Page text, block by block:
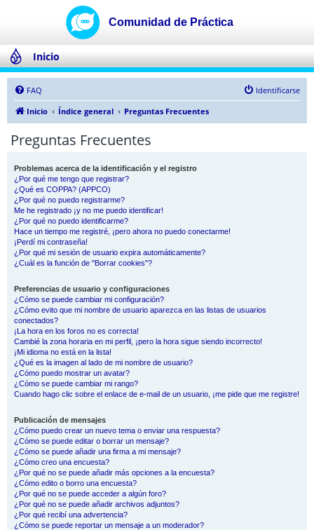
Inicio
FAQ
Identificarse
Inicio
Índice general Preguntas Frecuentes
Preguntas Frecuentes
Problemas acerca de la identificación y el registro
¿Por qué me tengo que registrar?
¿Qué es COPPA? (APPCO)
¿Por qué no puedo registrarme?
Me he registrado ¡y no me puedo identificar!
¿Por qué no puedo identificarme?
Hace un tiempo me registré, ¡pero ahora no puedo conectarme!
¡Perdí mi contraseña!
¿Por qué mi sesión de usuario expira automáticamente?
¿Cuál es la función de "Borrar cookies"?
Preferencias de usuario y configuraciones
¿Cómo se puede cambiar mi configuración?
¿Cómo evito que mi nombre de usuario aparezca en las listas de usuarios
conectados?
¡La hora en los foros no es correcta!
Cambié la zona horaria en mi perfil, ¡pero la hora sigue siendo incorrecto!
¡Mi idioma no está en la lista!
¿Qué es la imagen al lado de mi nombre de usuario?
¿Cómo puedo mostrar un avatar?
¿Cómo se puede cambiar mi rango?
Cuando hago clic sobre el enlace de e-mail de un usuario, ¡me pide que me registre!
Publicación de mensajes
¿Cómo puedo crear un nuevo tema o enviar una respuesta?
¿Cómo se puede editar o borrar un mensaje?
¿Cómo se puede añadir una firma a mi mensaje?
¿Cómo creo una encuesta?
¿Por qué no se puede añadir más opciones a la encuesta?
¿Cómo edito o borro una encuesta?
¿Por qué no se puede acceder a algún foro?
¿Por qué no se puede añadir archivos adjuntos?
¿Por qué recibí una advertencia?
¿Cómo se puede reportar un mensaje a un moderador?